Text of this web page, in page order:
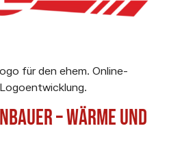
für den ehem. Online-
– Wärme und